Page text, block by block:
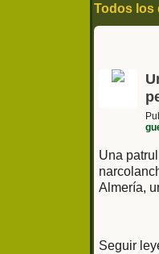
Todos los
Sociedad
Una
Almería,
Seguir